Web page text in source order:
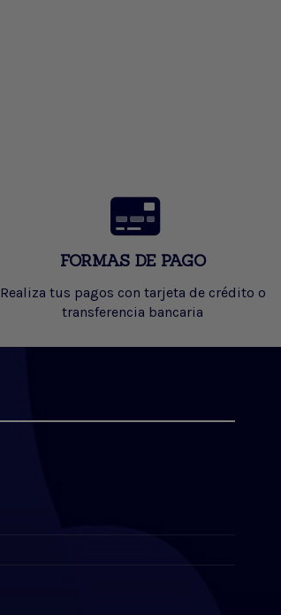
FORMAS DE PAGO
Realiza tus pagos con tarjeta de crédito o
transferencia bancaria